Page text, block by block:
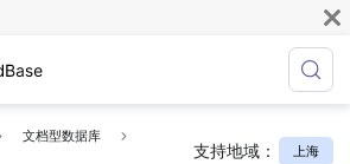
文档型数据库
支持地域： 上海